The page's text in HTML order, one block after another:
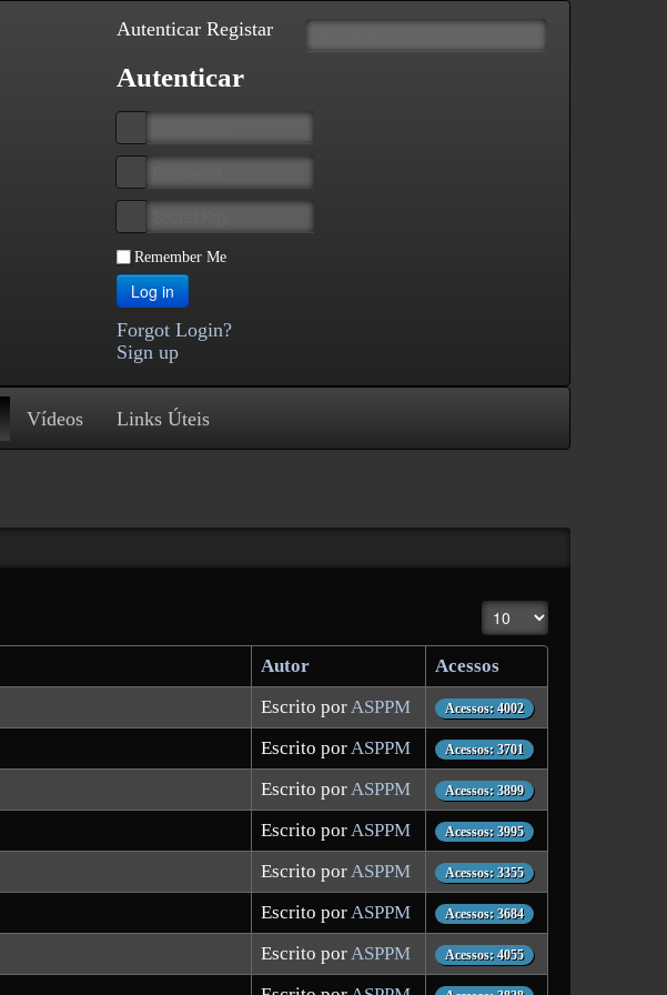
Autenticar Registar
Autenticar
Remember Me
Log in
Forgot Login?
Sign up
Vídeos Links Úteis
Mostrar n.º
Autor
Acessos
Escrito porASPPM Acessos: 4002
Escrito porASPPM Acessos: 3701
Escrito porASPPM Acessos: 3899
Escrito porASPPM Acessos: 3995
Escrito porASPPM Acessos: 3355
Escrito porASPPM Acessos: 3684
Escrito porASPPM Acessos: 4055